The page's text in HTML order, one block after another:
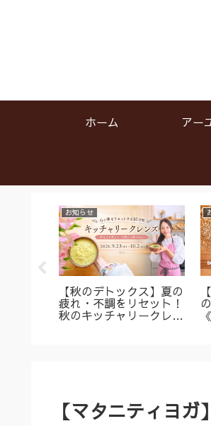
ホーム アー
お知らせ
【秋のデトックス】夏の
疲れ・不調をリセット！
秋のキッチャリークレン
【マタニティヨ